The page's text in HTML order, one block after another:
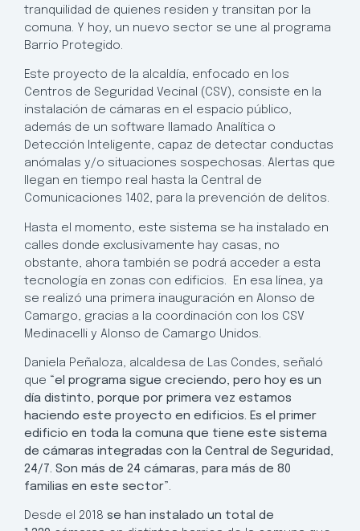
tranquilidad de quienes residen y transitan por la
comuna. Y hoy, un nuevo sector se une al programa
Barrio Protegido.
Este proyecto de la alcaldía, enfocado en los
Centros de Seguridad Vecinal (CSV), consiste en la
instalación de cámaras en el espacio público,
además de un software llamado Analítica o
Detección Inteligente, capaz de detectar conductas
anómalas y/o situaciones sospechosas. Alertas que
llegan en tiempo real hasta la Central de
Comunicaciones 1402, para la prevención de delitos.
Hasta el momento, este sistema se ha instalado en
calles donde exclusivamente hay casas, no
obstante, ahora también se podrá acceder a esta
tecnología en zonas con edificios. En esa línea, ya
se realizó una primera inauguración en Alonso de
Camargo, gracias a la coordinación con los CSV
Medinacelli y Alonso de Camargo Unidos.
Daniela Peñaloza, alcaldesa de Las Condes, señaló
que “el programa sigue creciendo, pero hoy es un
día distinto, porque por primera vez estamos
haciendo este proyecto en edificios. Es el primer
edificio en toda la comuna que tiene este sistema
de cámaras integradas con la Central de Seguridad,
24/7. Son más de 24 cámaras, para más de 80
familias en este sector”.
Desde el 2018 se han instalado un total de